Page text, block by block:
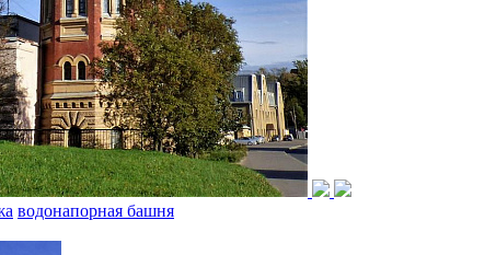
водонапорная башня